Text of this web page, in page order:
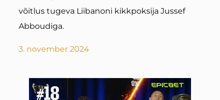
võitlus tugeva Liibanoni kikkpoksija Jussef
Abboudiga.
3. november 2024